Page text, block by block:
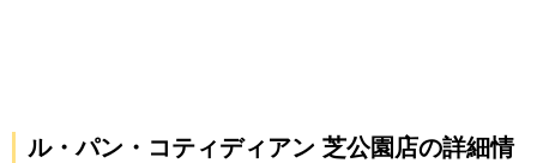
ル・パン・コティディアン 芝公園店の詳細情